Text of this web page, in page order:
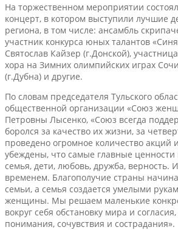
На торжественном мероприятии
концерт, в котором выступили лучшие
региона, в том числе: ансамбль
участник конкурса юных талантов
Святослав Кайзер (г.Донской),
хора на Зимних олимпийских играх
(г.Дубна) и другие.
По словам председателя Тульского
общественной организации «Союз
Петровны Лысенко, «Союз всегда
боролся за качество их жизни, за
проведено огромное количество
убеждены, что самые главные
семья, дети, любовь, дружба, верность.
временем. Благополучие страны
семьи, а семья создается умелыми
женщины. Мы решаем маленькие
вокруг себя обстановку мира и
понимания, сочувствия и сострадания».